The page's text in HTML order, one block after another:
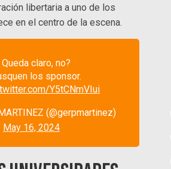
libertaria a uno de los
en el centro de la escena.
Queda claro, no?
los sponsor.
Y5tCNmVIui
(@gerpmartinez)
May 16, 2024